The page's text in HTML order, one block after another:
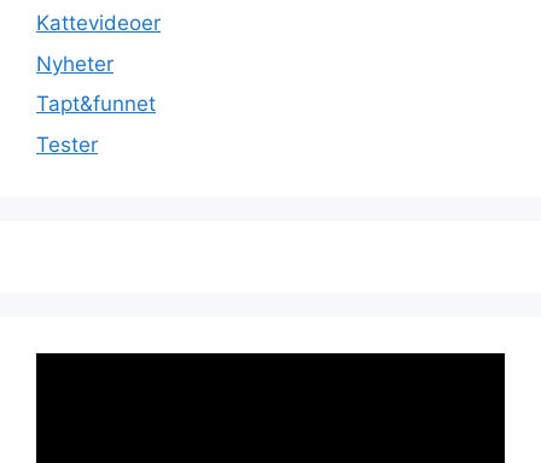
Kattevideoer
Nyheter
Tapt&funnet
Tester